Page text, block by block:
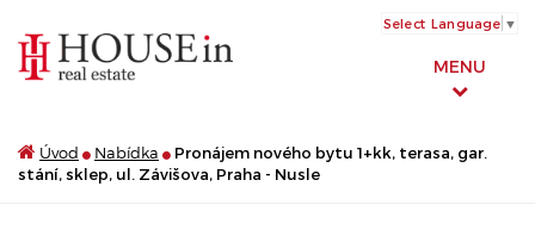
MENU
Select Language ▼
Úvod Nabídka
Pronájem nového bytu 1+kk, terasa, gar.
stání, sklep, ul. Závišova, Praha - Nusle